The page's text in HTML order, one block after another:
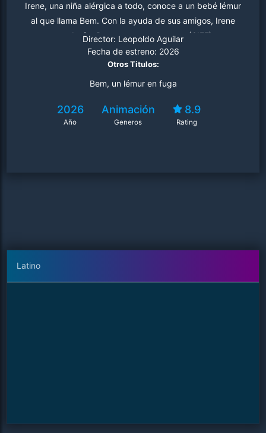
Irene, una niña alérgica a todo, conoce a un bebé lémur
al que llama Bem. Con la ayuda de sus amigos, Irene
ayudará a Bem a regresar a casa. (GIFF)
Director: Leopoldo Aguilar
Fecha de estreno: 2026
Otros Titulos:
Bem, un lémur en fuga
2026
Año
Animación
Generos
8.9
Rating
Latino